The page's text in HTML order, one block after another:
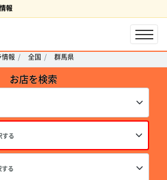
報
報 全国 群馬県
お店を検索